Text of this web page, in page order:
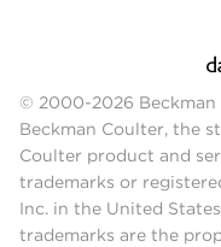
© 2000-2026 Beckman
Beckman Coulter, the
Coulter product and
trademarks or
Inc. in the United
trademarks are the